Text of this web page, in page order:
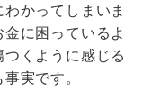
かってしまいま
に困っているよ
くように感じる
実です。